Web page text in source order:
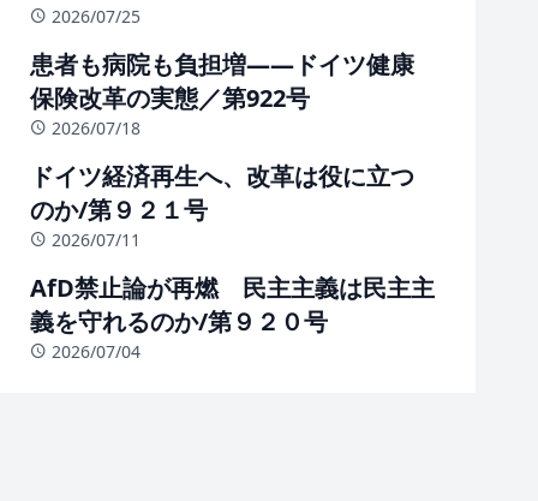
2026/07/25
患者も病院も負担増――ドイツ健康
保険改革の実態／第922号
2026/07/18
ドイツ経済再生へ、改革は役に立つ
のか/第９２１号
2026/07/11
AfD禁止論が再燃 民主主義は民主主
義を守れるのか/第９２０号
2026/07/04